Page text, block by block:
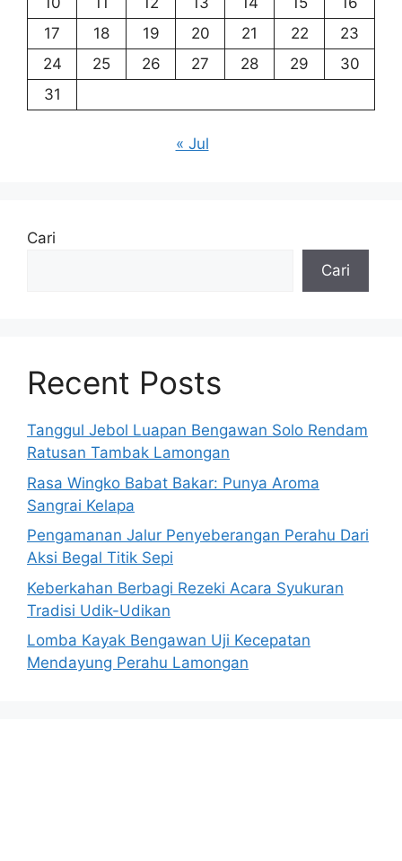
17
18 19 20 21 22
23
24
25 26 27 28 29
30
31
« Jul
Cari
Cari
Recent Posts
Tanggul Jebol Luapan Bengawan Solo Rendam
Ratusan Tambak Lamongan
Rasa Wingko Babat Bakar: Punya Aroma
Sangrai Kelapa
Pengamanan Jalur Penyeberangan Perahu Dari
Aksi Begal Titik Sepi
Keberkahan Berbagi Rezeki Acara Syukuran
Tradisi Udik-Udikan
Lomba Kayak Bengawan Uji Kecepatan
Mendayung Perahu Lamongan